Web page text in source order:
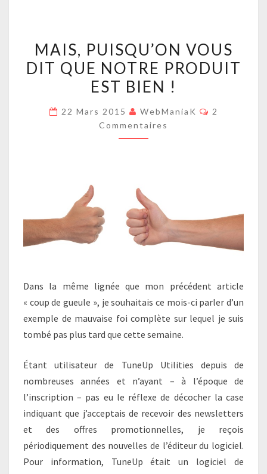
PUISQU’ON
VOUS
DIT
NOTRE
PRODUIT
MAIS, PUISQU’ON VOUS
DIT QUE NOTRE PRODUIT
EST BIEN !
22 Mars 2015 WebManiaK
2
Commentaires
Dans la même lignée que mon précédent article
« coup de gueule », je souhaitais ce mois-ci parler d’un
exemple de mauvaise foi complète sur lequel je suis
tombé pas plus tard que cette semaine.
Étant utilisateur de TuneUp Utilities depuis de
nombreuses années et n’ayant – à l’époque de
l’inscription – pas eu le réflexe de décocher la case
indiquant que j’acceptais de recevoir des newsletters
et des offres promotionnelles, je reçois
périodiquement des nouvelles de l’éditeur du logiciel.
Pour information, TuneUp était un logiciel de